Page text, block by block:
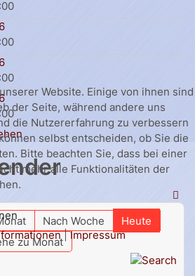
Nach Woche
Heute
zu Monat
Website. Einige von ihnen sind
der Seite, während andere uns
die Nutzererfahrung zu verbessern
selbst entscheiden, ob Sie die
Bitte beachten Sie, dass bei einer
mehr alle Funktionalitäten der
|Impressum